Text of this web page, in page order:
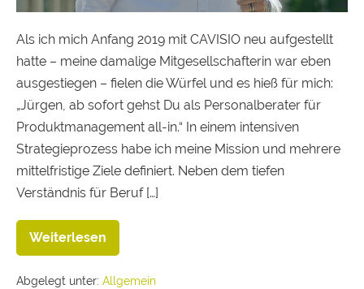
Als ich mich Anfang 2019 mit CAVISIO neu aufgestellt
hatte – meine damalige Mitgesellschafterin war eben
ausgestiegen – fielen die Würfel und es hieß für mich:
„Jürgen, ab sofort gehst Du als Personalberater für
Produktmanagement all-in.“ In einem intensiven
Strategieprozess habe ich meine Mission und mehrere
mittelfristige Ziele definiert. Neben dem tiefen
Verständnis für Beruf […]
Weiterlesen
Abgelegt unter: Allgemein